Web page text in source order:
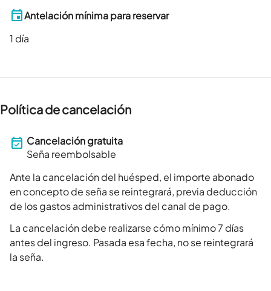
Antelación mínima para reservar
1 día
Política de cancelación
Cancelación gratuita
Seña reembolsable
Ante la cancelación del huésped, el importe abonado
en concepto de seña se reintegrará, previa deducción
de los gastos administrativos del canal de pago.
La cancelación debe realizarse cómo mínimo 7 días
antes del ingreso. Pasada esa fecha, no se reintegrará
la seña.